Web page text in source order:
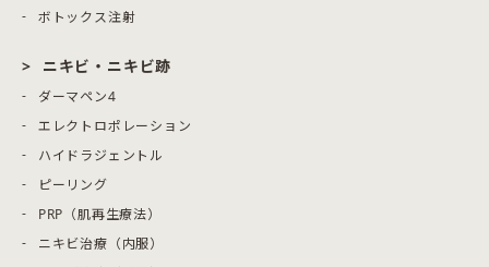
ボトックス注射
ニキビ・ニキビ跡
ダーマペン4
エレクトロポレーション
ハイドラジェントル
ピーリング
PRP（肌再生療法）
ニキビ治療（内服）